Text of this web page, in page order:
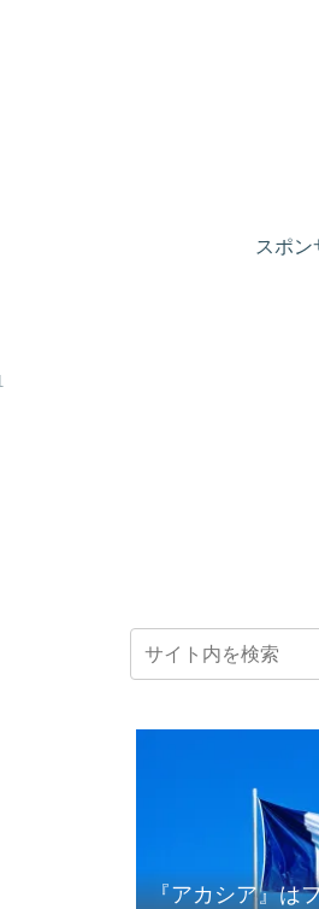
スポン
『アカシア』は